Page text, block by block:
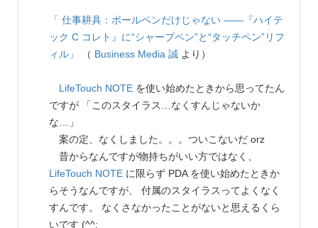
「 仕事耕具：ボールペンだけじゃない ――『ハイテ
ック C コレト』に“シャープペン”と“タッチペン”リフ
ィル」
（ Business Media 誠 より）
LifeTouch NOTE を使い始めたときから思ってたん
ですが 「このスタイラス…なくすんじゃないか
な…」
案の定、なくしました。。。ついこないだ orz
昔からなんですが物持ちがいい方ではなく、
LifeTouch NOTE に限らず PDA を使い始めたときか
らそうなんですが、 付属のスタイラスってよくなく
すんです。 なくさなかったことがないと思えるくら
いです (^^;